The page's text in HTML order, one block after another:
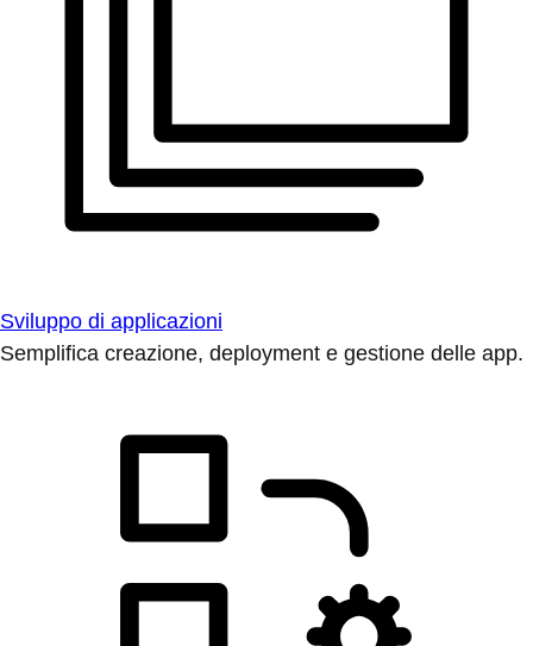
Sviluppo di applicazioni
Semplifica creazione, deployment e gestione delle app.